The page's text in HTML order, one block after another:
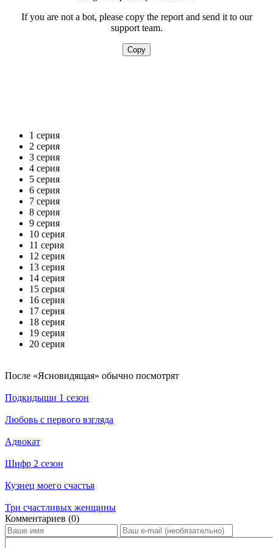
1 серия
2 серия
3 серия
4 серия
5 серия
6 серия
7 серия
8 серия
9 серия
10 серия
11 серия
12 серия
13 серия
14 серия
15 серия
16 серия
17 серия
18 серия
19 серия
20 серия
По­сле «Ясновидящая» обыч­но по­смот­рят
Подкидыши 1 сезон
Любовь с первого взгляда
Адвокат
Шифр 2 сезон
Кузнец моего счастья
Три счастливых женщины
Ком­мен­та­ри­ев (0)